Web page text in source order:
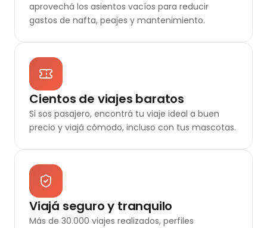
aprovechá los asientos vacíos para reducir
gastos de nafta, peajes y mantenimiento.
Cientos de viajes baratos
Si sos pasajero, encontrá tu viaje ideal a buen
precio y viajá cómodo, incluso con tus mascotas.
Viajá seguro y tranquilo
Más de 30.000 viajes realizados, perfiles